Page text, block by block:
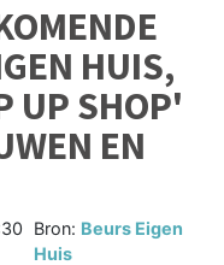
HUIS,
UP SHOP'
EN
Bron: Beurs Eigen
Huis